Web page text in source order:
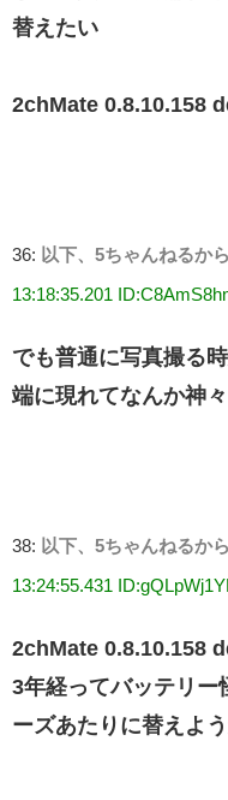
替えたい
2chMate 0.8.10.158
36: 以下、5ちゃんねるか
13:18:35.201
でも普通に写真撮る
端に現れてなんか神
38: 以下、5ちゃんねるか
13:24:55.431
2chMate 0.8.10.158
3年経ってバッテリー
ーズあたりに替えよ